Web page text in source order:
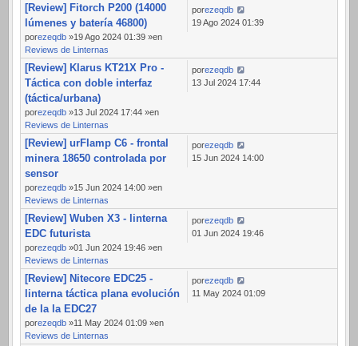
[Review] Fitorch P200 (14000
lúmenes y batería 46800)
porezeqdb »19 Ago 2024 01:39 »en
Reviews de Linternas
porezeqdb
19 Ago 2024 01:39
[Review] Klarus KT21X Pro -
Táctica con doble interfaz
(táctica/urbana)
porezeqdb »13 Jul 2024 17:44 »en
Reviews de Linternas
porezeqdb
13 Jul 2024 17:44
[Review] urFlamp C6 - frontal
minera 18650 controlada por
sensor
porezeqdb »15 Jun 2024 14:00 »en
Reviews de Linternas
porezeqdb
15 Jun 2024 14:00
[Review] Wuben X3 - linterna
EDC futurista
porezeqdb »01 Jun 2024 19:46 »en
Reviews de Linternas
porezeqdb
01 Jun 2024 19:46
[Review] Nitecore EDC25 -
linterna táctica plana evolución
de la la EDC27
porezeqdb »11 May 2024 01:09 »en
Reviews de Linternas
porezeqdb
11 May 2024 01:09